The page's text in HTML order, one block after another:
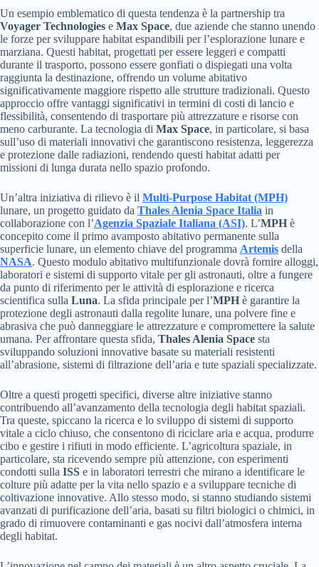
Un esempio emblematico di questa tendenza è la partnership tra
Voyager Technologies e Max Space, due aziende che stanno unendo
le forze per sviluppare habitat espandibili per l’esplorazione lunare e
marziana. Questi habitat, progettati per essere leggeri e compatti
durante il trasporto, possono essere gonfiati o dispiegati una volta
raggiunta la destinazione, offrendo un volume abitativo
significativamente maggiore rispetto alle strutture tradizionali. Questo
approccio offre vantaggi significativi in termini di costi di lancio e
flessibilità, consentendo di trasportare più attrezzature e risorse con
meno carburante. La tecnologia di Max Space, in particolare, si basa
sull’uso di materiali innovativi che garantiscono resistenza, leggerezza
e protezione dalle radiazioni, rendendo questi habitat adatti per
missioni di lunga durata nello spazio profondo.
Un’altra iniziativa di rilievo è il Multi-Purpose Habitat (MPH)
lunare, un progetto guidato da Thales Alenia Space Italia in
collaborazione con l’Agenzia Spaziale Italiana (ASI). L’MPH è
concepito come il primo avamposto abitativo permanente sulla
superficie lunare, un elemento chiave del programma Artemis della
NASA. Questo modulo abitativo multifunzionale dovrà fornire alloggi,
laboratori e sistemi di supporto vitale per gli astronauti, oltre a fungere
da punto di riferimento per le attività di esplorazione e ricerca
scientifica sulla Luna. La sfida principale per l’MPH è garantire la
protezione degli astronauti dalla regolite lunare, una polvere fine e
abrasiva che può danneggiare le attrezzature e compromettere la salute
umana. Per affrontare questa sfida, Thales Alenia Space sta
sviluppando soluzioni innovative basate su materiali resistenti
all’abrasione, sistemi di filtrazione dell’aria e tute spaziali specializzate.
Oltre a questi progetti specifici, diverse altre iniziative stanno
contribuendo all’avanzamento della tecnologia degli habitat spaziali.
Tra queste, spiccano la ricerca e lo sviluppo di sistemi di supporto
vitale a ciclo chiuso, che consentono di riciclare aria e acqua, produrre
cibo e gestire i rifiuti in modo efficiente. L’agricoltura spaziale, in
particolare, sta ricevendo sempre più attenzione, con esperimenti
condotti sulla ISS e in laboratori terrestri che mirano a identificare le
colture più adatte per la vita nello spazio e a sviluppare tecniche di
coltivazione innovative. Allo stesso modo, si stanno studiando sistemi
avanzati di purificazione dell’aria, basati su filtri biologici o chimici, in
grado di rimuovere contaminanti e gas nocivi dall’atmosfera interna
degli habitat.